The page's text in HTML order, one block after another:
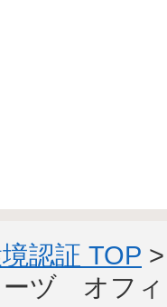
認証 TOP
ヅ オフ